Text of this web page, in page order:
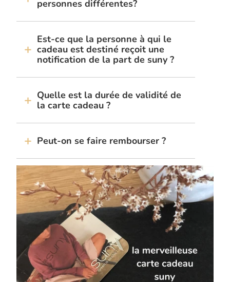
personnes différentes?
Est-ce que la personne à qui le
cadeau est destiné reçoit une
notification de la part de suny ?
Quelle est la durée de validité de
la carte cadeau ?
Peut-on se faire rembourser ?